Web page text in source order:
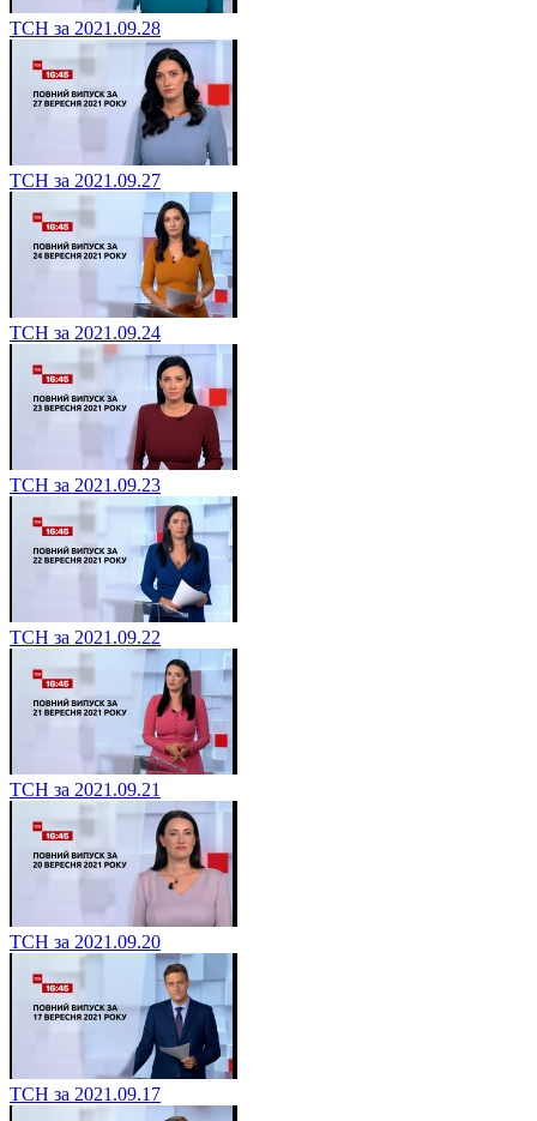
ТСН за 2021.09.28
ТСН за 2021.09.27
ТСН за 2021.09.24
ТСН за 2021.09.23
ТСН за 2021.09.22
ТСН за 2021.09.21
ТСН за 2021.09.20
ТСН за 2021.09.17